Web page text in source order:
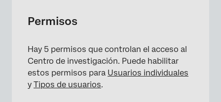
Permisos
Hay 5 permisos que controlan el acceso al
Centro de investigación. Puede habilitar
estos permisos para Usuarios individuales
y Tipos de usuarios.